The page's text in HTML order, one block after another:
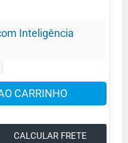
Inteligência
CARRINHO